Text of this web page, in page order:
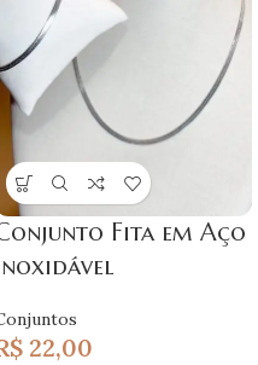
Fita em Aço
22,00